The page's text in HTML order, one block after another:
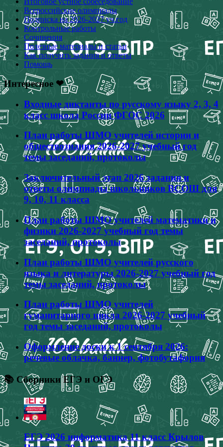
Всероссийские олимпиады
Подписка на 2026-2027 уч.год
Контрольные работы
Сочинения
Полезные материалы и статьи
Как получить задания и ответы
Помощь
Интересное ❤
Входные диктанты по русскому языку 2, 3, 4
класс школа России ФГОС 2026
План работы ШМО учителей истории и
обществознания 2026-2027 учебный год
темы заседаний, протоколы
Заключительный этап 2026 задания и
ответы олимпиады школьников ВСОШ для
9, 10, 11 класса
План работы ШМО учителей математики и
физики 2026-2027 учебный год темы
заседаний, протоколы
План работы ШМО учителей русского
языка и литературы 2026-2027 учебный год
темы заседаний, протоколы
План работы ШМО учителей
гуманитарного цикла 2026-2027 учебный
год темы заседаний, протоколы
Оформление доски к 1 сентября 2026:
речевые облачка, баннер, фотобутафория
📚 Сборники ЕГЭ и ОГЭ
ЕГЭ 2026 информатика 11 класс Крылов